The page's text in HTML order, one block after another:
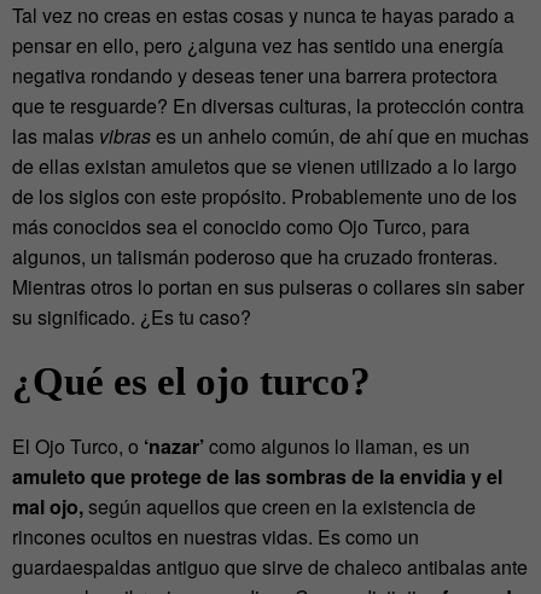
Tal vez no creas en estas cosas y nunca te hayas parado a
pensar en ello, pero ¿alguna vez has sentido una energía
negativa rondando y deseas tener una barrera protectora
que te resguarde? En diversas culturas, la protección contra
las malas vibrases un anhelo común, de ahí que en muchas
de ellas existan amuletos que se vienen utilizado a lo largo
de los siglos con este propósito. Probablemente uno de los
más conocidos sea el conocido como Ojo Turco, para
algunos, un talismán poderoso que ha cruzado fronteras.
Mientras otros lo portan en sus pulseras o collares sin saber
su significado. ¿Es tu caso?
¿Qué es el ojo turco?
El Ojo Turco, o ‘nazar’ como algunos lo llaman, es un
amuleto que protege de las sombras de la envidia y el
mal ojo,según aquellos que creen en la existencia de
rincones ocultos en nuestras vidas. Es como un
guardaespaldas antiguo que sirve de chaleco antibalas ante